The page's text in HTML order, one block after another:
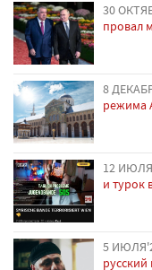
30
провал
8
режима
12
и турок
5